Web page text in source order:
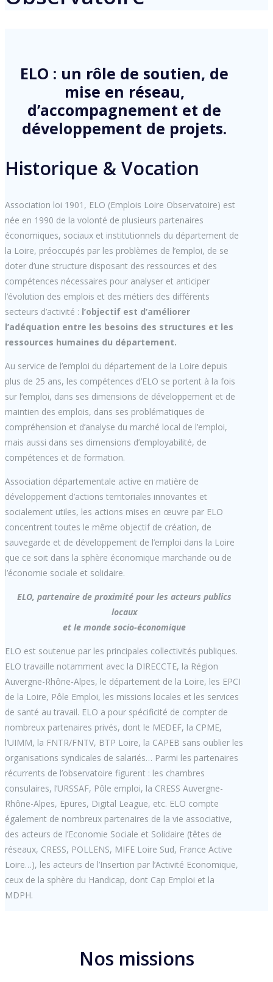
ELO : un rôle de soutien, de
mise en réseau,
d’accompagnement et de
développement de projets.
Historique & Vocation
Association loi 1901, ELO (Emplois Loire Observatoire) est
née en 1990 de la volonté de plusieurs partenaires
économiques, sociaux et institutionnels du département de
la Loire, préoccupés par les problèmes de l’emploi, de se
doter d’une structure disposant des ressources et des
compétences nécessaires pour analyser et anticiper
l’évolution des emplois et des métiers des différents
secteurs d’activité : l’objectif est d’améliorer
l’adéquation entre les besoins des structures et les
ressources humaines du département.
Au service de l’emploi du département de la Loire depuis
plus de 25 ans, les compétences d’ELO se portent à la fois
sur l’emploi, dans ses dimensions de développement et de
maintien des emplois, dans ses problématiques de
compréhension et d’analyse du marché local de l’emploi,
mais aussi dans ses dimensions d’employabilité, de
compétences et de formation.
Association départementale active en matière de
développement d’actions territoriales innovantes et
socialement utiles, les actions mises en œuvre par ELO
concentrent toutes le même objectif de création, de
sauvegarde et de développement de l’emploi dans la Loire
que ce soit dans la sphère économique marchande ou de
l’économie sociale et solidaire.
ELO, partenaire de proximité pour les acteurs publics
locaux
et le monde socio-économique
ELO est soutenue par les principales collectivités publiques.
ELO travaille notamment avec la DIRECCTE, la Région
Auvergne-Rhône-Alpes, le département de la Loire, les EPCI
de la Loire, Pôle Emploi, les missions locales et les services
de santé au travail. ELO a pour spécificité de compter de
nombreux partenaires privés, dont le MEDEF, la CPME,
l’UIMM, la FNTR/FNTV, BTP Loire, la CAPEB sans oublier les
organisations syndicales de salariés… Parmi les partenaires
récurrents de l’observatoire figurent : les chambres
consulaires, l’URSSAF, Pôle emploi, la CRESS Auvergne-
Rhône-Alpes, Epures, Digital League, etc. ELO compte
également de nombreux partenaires de la vie associative,
des acteurs de l’Economie Sociale et Solidaire (têtes de
réseaux, CRESS, POLLENS, MIFE Loire Sud, France Active
Loire…), les acteurs de l’Insertion par l’Activité Economique,
ceux de la sphère du Handicap, dont Cap Emploi et la
MDPH.
Nos missions